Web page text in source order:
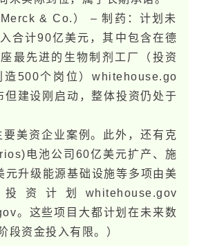
& Co.） – 制药：计划未​
合计90亿美元，其中包含在德
最先进的生物制剂工厂（投资
造500个岗位）​whitehouse.g​o​
但建设刚启动，整体投资仍处于
美资企业案例。此外，还有克
电池公司60亿美元扩产、施
元升级能源基础设施等多项由美
资计划​whitehouse.g​o​v​
。这些项目大都计划在未​来数
段资金投入有限。）